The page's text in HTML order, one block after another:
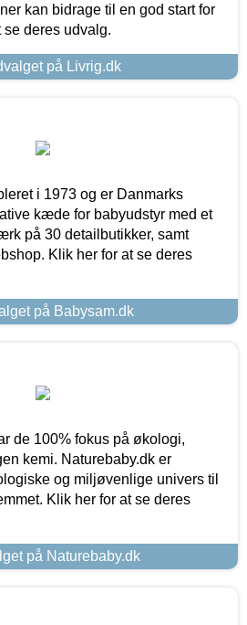
kan bidrage til en god start for
se deres udvalg.
på Livrig.dk
i 1973 og er Danmarks
kæde for babyudstyr med et
på 30 detailbutikker, samt
Klik her for at se deres
på Babysam.dk
de 100% fokus på økologi,
kemi. Naturebaby.dk er
og miljøvenlige univers til
Klik her for at se deres
på Naturebaby.dk